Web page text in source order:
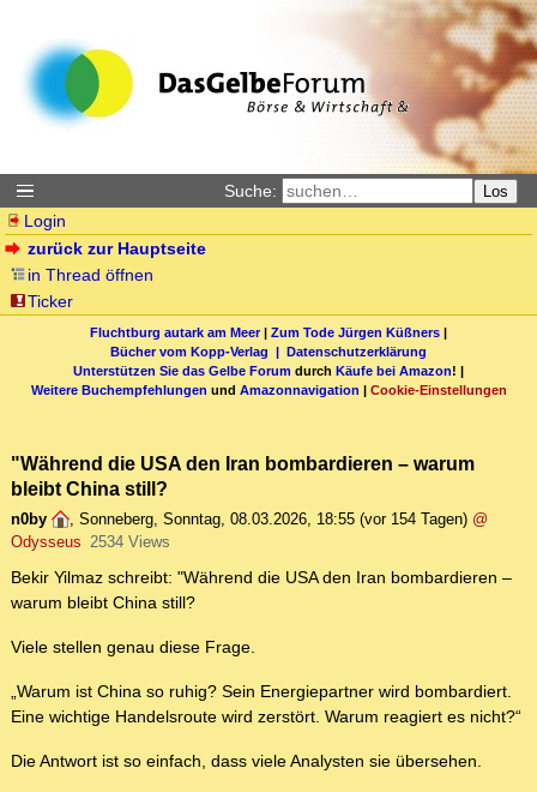
Suche: Los
Login
zurück zur Hauptseite
in Thread öffnen
Ticker
Fluchtburg autark am Meer| Zum Tode Jürgen Küßners |
Bücher vom Kopp-Verlag | Datenschutzerklärung
Unterstützen Sie das Gelbe Forum durch Käufe bei Amazon! |
Weitere Buchempfehlungen und Amazonnavigation | Cookie-Einstellungen
"Während die USA den Iran bombardieren – warum
bleibt China still?
n0by , Sonneberg, Sonntag, 08.03.2026, 18:55 (vor 154 Tagen) @
Odysseus 2534 Views
Bekir Yilmaz schreibt: "Während die USA den Iran bombardieren –
warum bleibt China still?
Viele stellen genau diese Frage.
„Warum ist China so ruhig? Sein Energiepartner wird bombardiert.
Eine wichtige Handelsroute wird zerstört. Warum reagiert es nicht?“
Die Antwort ist so einfach, dass viele Analysten sie übersehen.